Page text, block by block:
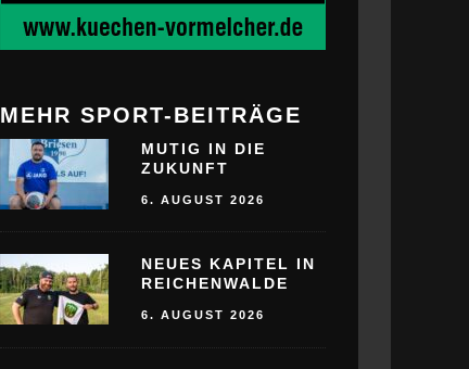
MEHR SPORT-BEITRÄGE
MUTIG IN DIE
ZUKUNFT
6. AUGUST 2026
NEUES KAPITEL IN
REICHENWALDE
6. AUGUST 2026